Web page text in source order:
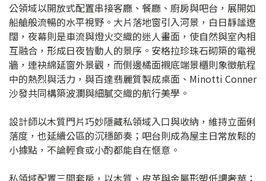
公領域以開放式配置串接客廳、餐廳、廚房與吧台，展開如
船艙般流暢的水平視野。大片落地窗引入河景，白日靜謐遼
闊，夜幕則是車流與燈火交織的迷人畫面，使自然與室內相
互融合，形成日夜皆動人的景序。安格拉珍珠石砌築的電視
牆，連袂綿延窗外景觀，而側邊橘面襯底端景櫃則象徵航程
中的熱烈與活力，與百達翡麗質製成桌面、Minotti Conner
沙發共同構築波瀾與細膩交織的航行美學。
設計師以木質門片巧妙隱藏私領域入口與收納，維持立面俐
落度，也延續公區的沉穩節奏；吧台則成為屋主日常放鬆的
小據點，不論輕食或小酌都能自在愜意。
私領域配置三間套房，以木質、皮革與金屬形塑低調奢華；